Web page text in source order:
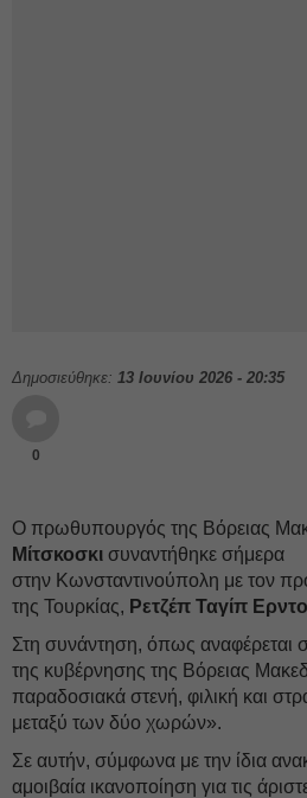
Δημοσιεύθηκε: 13 Ιουνίου 2026 - 20:35
0
Ο πρωθυπουργός της Βόρειας
Μίτσκοσκι συναντήθηκε σήμερα
στην Κωνσταντινούπολη με τον
της Τουρκίας, Ρετζέπ Ταγίπ
Στη συνάντηση, όπως αναφέρεται
της κυβέρνησης της Βόρειας
παραδοσιακά στενή, φιλική και
μεταξύ των δύο χωρών».
Σε αυτήν, σύμφωνα με την ίδια
αμοιβαία ικανοποίηση για τις